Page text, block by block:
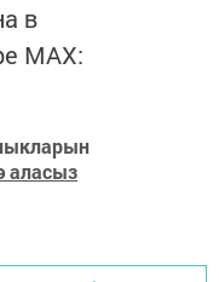
в
MАХ:
аласыз